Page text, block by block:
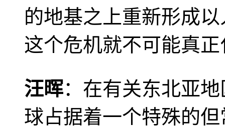
的地基之上重新形成
这个危机就不可能真
汪晖：在有关东北亚
球占据着一个特殊的